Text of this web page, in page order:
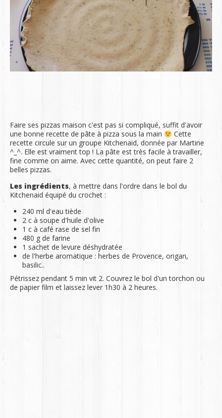
Faire ses pizzas maison c'est pas si compliqué, suffit d'avoir
une bonne recette de pâte à pizza sous la main
Cette
recette circule sur un groupe Kitchenaid, donnée par Martine
^_^. Elle est vraiment top ! La pâte est très facile à travailler,
fine comme on aime. Avec cette quantité, on peut faire 2
belles pizzas.
Les ingrédients, à mettre dans l'ordre dans le bol du
Kitchenaid équipé du crochet :
240 ml d'eau tiède
2 c à soupe d'huile d'olive
1 c à café rase de sel fin
480 g de farine
1 sachet de levure déshydratée
de l'herbe aromatique : herbes de Provence, origan,
basilic..
Pétrissez pendant 5 min vit 2. Couvrez le bol d'un torchon ou
de papier film et laissez lever 1h30 à 2 heures.